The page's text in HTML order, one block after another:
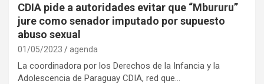
CDIA pide a autoridades evitar que “Mbururu”
jure como senador imputado por supuesto
abuso sexual
01/05/2023 agenda
La coordinadora por los Derechos de la Infancia y la
Adolescencia de Paraguay CDIA, red que…